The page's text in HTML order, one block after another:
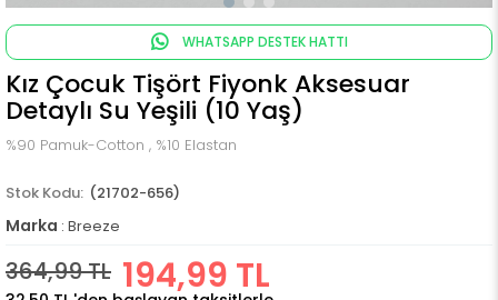
WHATSAPP DESTEK HATTI
Kız Çocuk Tişört Fiyonk Aksesuar
Detaylı Su Yeşili (10 Yaş)
%90 Pamuk-Cotton , %10 Elastan
(21702-656)
Marka : Breeze
364,99 TL 194,99 TL